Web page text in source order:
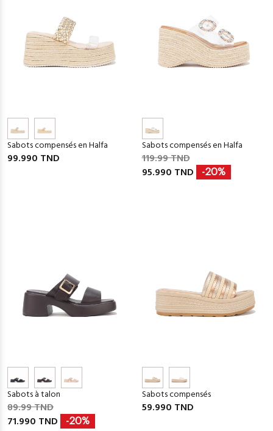
Sabots compensés en Halfa
99.990 TND
Sabots compensés en Halfa
119.99 TND
95.990 TND
-20%
Sabots à talon
89.99 TND
71.990 TND
-20%
Sabots compensés
59.990 TND